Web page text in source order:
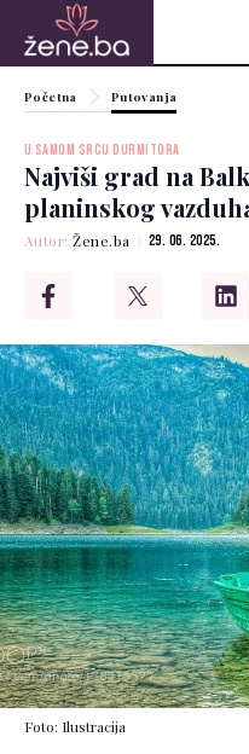
Početna Putovanja
U SAMOM SRCU DURMITORA
Najviši grad na
planinskog
Autor:Žene.ba 29. 06. 2025.
Foto: Ilustracija